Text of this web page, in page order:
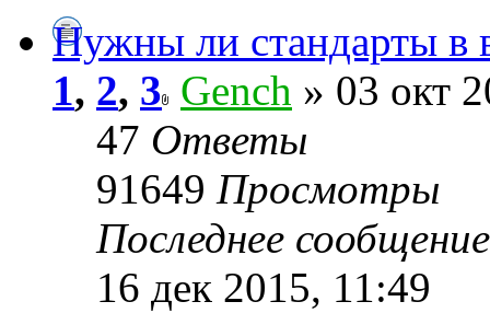
Нужны ли стандарты в
1, 2, 3 Gench » 03 окт
47 Ответы
91649 Просмотры
Последнее
16 дек 2015, 11:49